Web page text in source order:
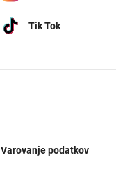
Tik Tok
Varovanje podatkov